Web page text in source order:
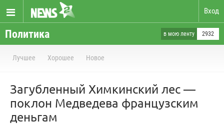
Вход
Политика в мою ленту 2932
Лучшее Хорошее Новое
Загубленный Химкинский лес —
поклон Медведева французским
деньгам